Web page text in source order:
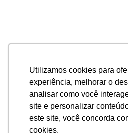
Utilizamos cookies para
experiência, melhorar o
analisar como você
site e personalizar
este site, você concorda
cookies.
Utilizamos cookies para
experiência, melhorar o
analisar como você
site e personalizar
este site, você concorda
cookies.